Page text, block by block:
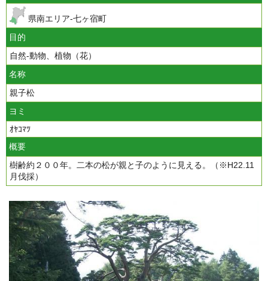
県南エリア-七ヶ宿町
目的
自然-動物、植物（花）
名称
親子松
ヨミ
ｵﾔｺﾏﾂ
概要
樹齢約２００年。二本の松が親と子のように見える。（※H22.11
月伐採）